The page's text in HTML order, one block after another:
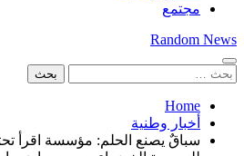
مجتمع
Random News
البحث
Home
أخبار وطنية
سباقٌ يصنع الحلم: مؤسسة اقرأ